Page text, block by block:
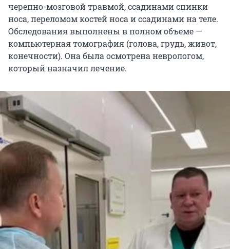
черепно-мозговой травмой, ссадинами спинки
носа, переломом костей носа и ссадинами на теле.
Обследования выполнены в полном объеме —
компьютерная томография (голова, грудь, живот,
конечности). Она была осмотрена неврологом,
который назначил лечение.